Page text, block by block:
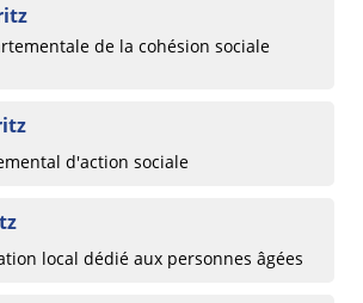
de la cohésion sociale
d'action sociale
local dédié aux personnes âgées